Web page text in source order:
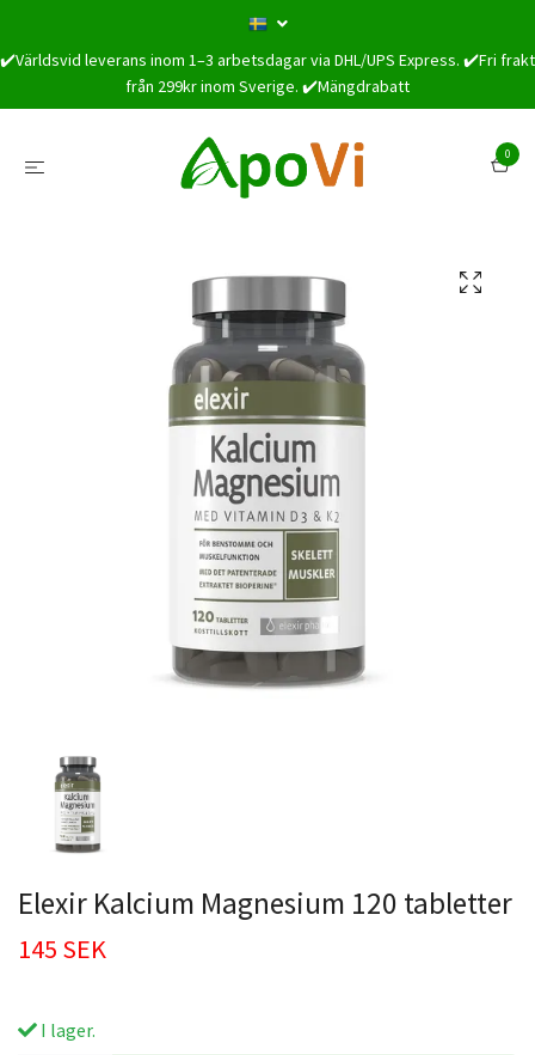
✔️Världsvid leverans inom 1–3 arbetsdagar via DHL/UPS Express. ✔️Fri frakt
från 299kr inom Sverige. ✔️Mängdrabatt
0
Elexir Kalcium Magnesium 120 tabletter
145 SEK
I lager.